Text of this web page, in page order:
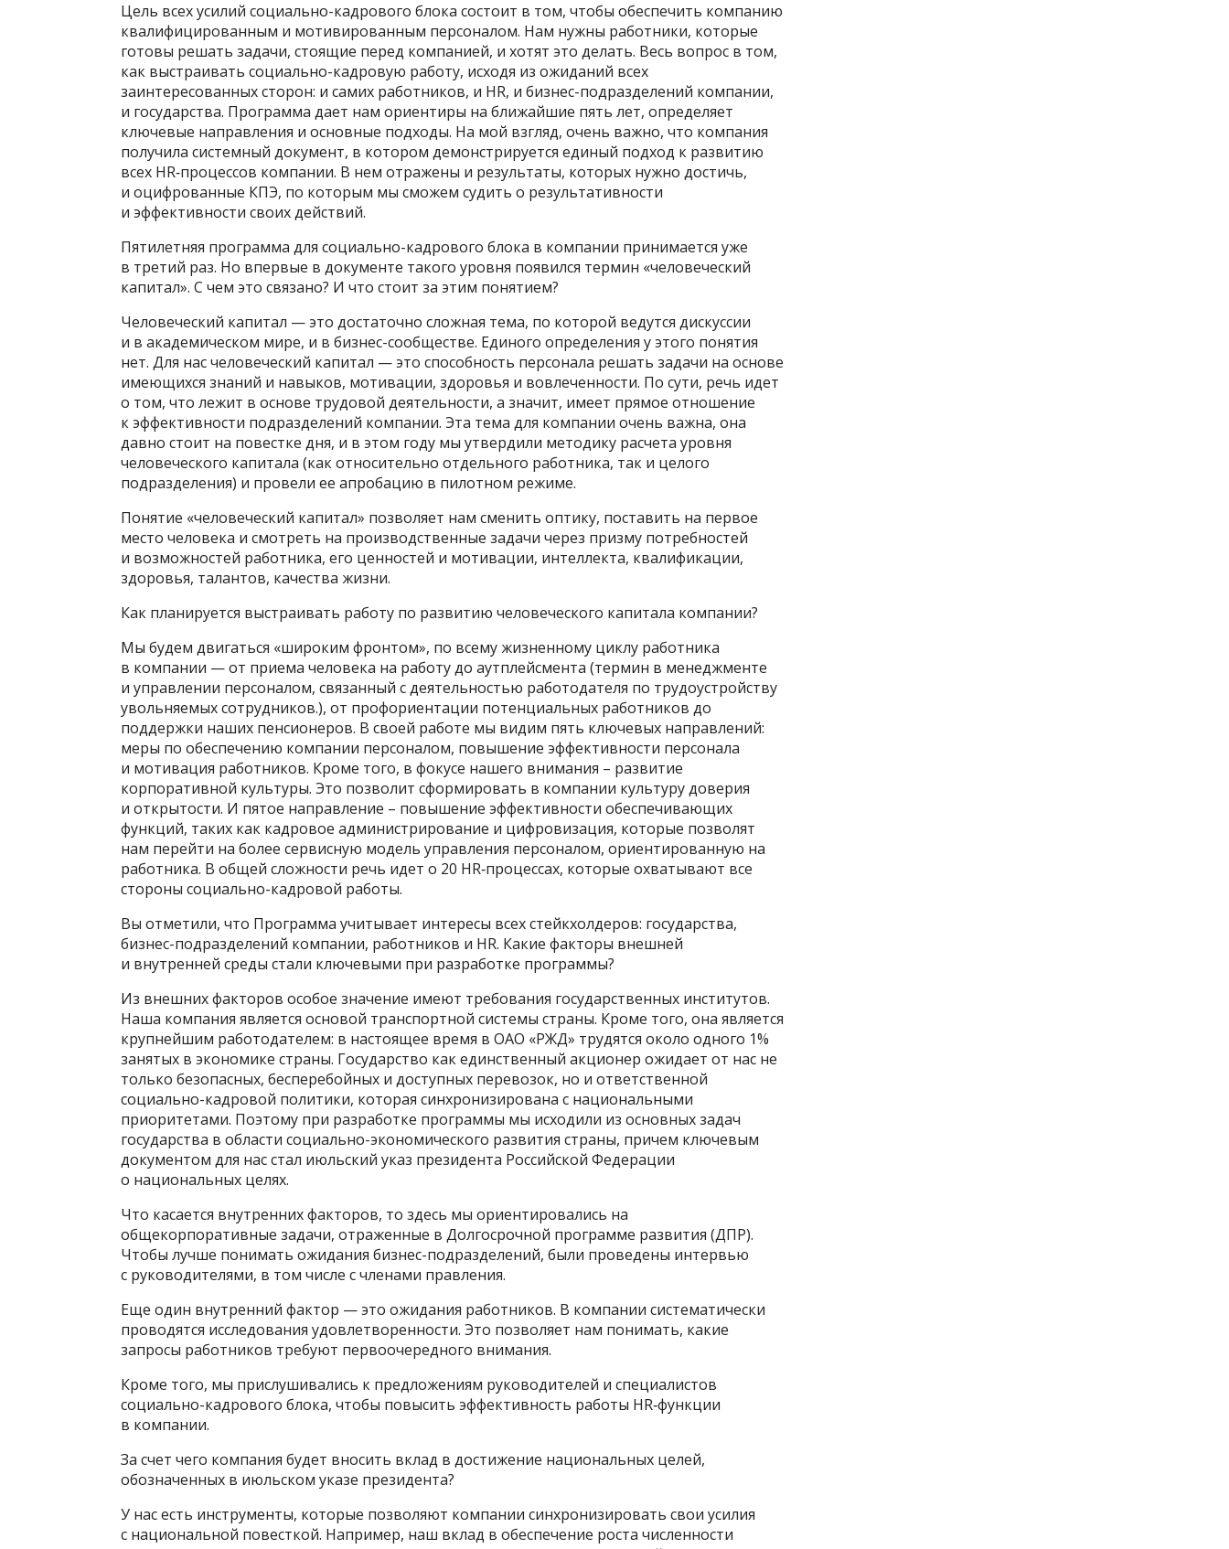
Цель всех усилий социально-­кадрового блока состоит в том, чтобы обеспечить компанию
квалифицированным и мотивированным персоналом. Нам нужны работники, которые
готовы решать задачи, стоящие перед компанией, и хотят это делать. Весь вопрос в том,
как выстраивать социально-­кадровую работу, исходя из ожиданий всех
заинтересованных сторон: и самих работников, и HR, и бизнес-­подразделений компании,
и государства. Программа дает нам ориентиры на ближайшие пять лет, определяет
ключевые направления и основные подходы. На мой взгляд, очень важно, что компания
получила системный документ, в котором демонстрируется единый подход к развитию
всех HR‑процессов компании. В нем отражены и результаты, которых нужно достичь,
и оцифрованные КПЭ, по которым мы сможем судить о результативности
и эффективности своих действий.
Пятилетняя программа для социально-­кадрового блока в компании принимается уже
в третий раз. Но впервые в документе такого уровня появился термин «человеческий
капитал». С чем это связано? И что стоит за этим понятием?
Человеческий капитал — это достаточно сложная тема, по которой ведутся дискуссии
и в академическом мире, и в бизнес-­сообществе. Единого определения у этого понятия
нет. Для нас человеческий капитал — это способность персонала решать задачи на основе
имеющихся знаний и навыков, мотивации, здоровья и вовлеченности. По сути, речь идет
о том, что лежит в основе трудовой деятельности, а значит, имеет прямое отношение
к эффективности подразделений компании. Эта тема для компании очень важна, она
давно стоит на повестке дня, и в этом году мы утвердили методику расчета уровня
человеческого капитала (как относительно отдельного работника, так и целого
подразделения) и провели ее апробацию в пилотном режиме.
Понятие «человеческий капитал» позволяет нам сменить оптику, поставить на первое
место человека и смотреть на производственные задачи через призму потребностей
и возможностей работника, его ценностей и мотивации, интеллекта, квалификации,
здоровья, талантов, качества жизни.
Как планируется выстраивать работу по развитию человеческого капитала компании?
Мы будем двигаться «широким фронтом», по всему жизненному циклу работника
в компании — от приема человека на работу до аутплейсмента (термин в менедж­менте
и управлении персоналом, связанный с деятельностью работодателя по трудо­устройству
увольняемых сотрудников.), от профориентации потенциальных работников до
поддержки наших пенсио­неров. В своей работе мы видим пять ключевых направлений:
меры по обеспечению компании персоналом, повышение эффективности персонала
и мотивация работников. Кроме того, в фокусе нашего внимания – развитие
корпоративной культуры. Это позволит сформировать в компании культуру доверия
и открытости. И пятое направление – повышение эффективности обеспечивающих
функций, таких как кадровое администрирование и цифровизация, которые позволят
нам перейти на более сервисную модель управления персоналом, ориентированную на
работника. В общей сложности речь идет о 20 HR‑процессах, которые охватывают все
стороны социально-­кадровой работы.
Вы отметили, что Программа учитывает интересы всех стейкхолдеров: государства,
бизнес-­подразделений компании, работников и HR. Какие факторы внешней
и внутренней среды стали ключевыми при разработке программы?
Из внешних факторов особое значение имеют требования государственных институтов.
Наша компания является основой транспортной системы страны. Кроме того, она является
крупнейшим работодателем: в настоящее время в ОАО «РЖД» трудятся около одного 1%
занятых в экономике страны. Государство как единственный акционер ожидает от нас не
только безопасных, бесперебойных и доступных перевозок, но и ответственной
социально-­кадровой политики, которая синхронизирована с национальными
приоритетами. По­этому при разработке программы мы исходили из основных задач
государства в области социально-­экономического развития страны, причем ключевым
документом для нас стал июльский указ президента Российской Федерации
о национальных целях.
Что касается внутренних факторов, то здесь мы ориентировались на
общекорпоративные задачи, отраженные в Долгосрочной программе развития (ДПР).
Чтобы лучше понимать ожидания бизнес-­подразделений, были проведены интервью
с руководителями, в том числе с членами правления.
Еще один внутренний фактор — это ожидания работников. В компании систематически
проводятся исследования удовлетворенности. Это позволяет нам понимать, какие
запросы работников требуют первоочередного внимания.
Кроме того, мы прислушивались к предложениям руководителей и специалистов
социально-­кадрового блока, чтобы повысить эффективность работы HR‑функции
в компании.
За счет чего компания будет вносить вклад в достижение национальных целей,
обозначенных в июльском указе президента?
У нас есть инструменты, которые позволяют компании синхронизировать свои усилия
с национальной повесткой. Например, наш вклад в обеспечение роста численности